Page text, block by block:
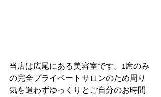
当店は広尾にある美容室です。1席のみ
の完全プライベートサロンのため周り
気を遣わずゆっくりとご自分のお時間